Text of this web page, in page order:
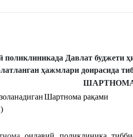
поликлиникада Давлат буджети
ҳажмлари доирасида
Шартнома рақами